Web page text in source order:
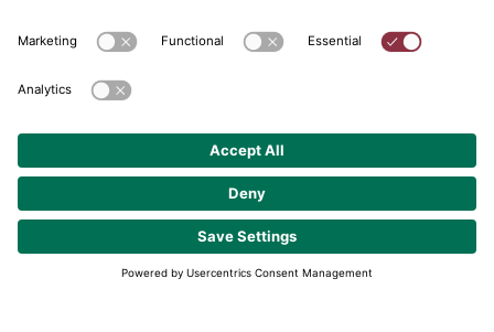
+49 (0) 7191 900 - 2202
© 2026 telent GmbH. Alle Rechte vorbehalten.
Data Protection About GTC Cookie Settings